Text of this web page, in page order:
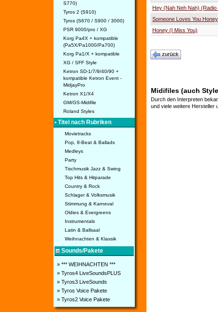
S770)
Tyros 2 (S910)
Tyros (S670 / S900 / 3000)
PSR 9000/pro / XG
Korg Pa4X + kompatible
(Pa5X/Pa1000/Pa700)
Korg Pa1/X + kompatible
XG / SFF Style
Ketron SD-1/7/9/40/90 +
kompatible Ketron Event -
MidjayPro
Ketron X1/X4
GM/GS-Midifile
Roland Styles
• Titel nach Rubriken
Movietracks
Pop, 8-Beat & Ballads
Medleys
Party
Tischmusik Jazz & Swing
Top Hits & Hitparade
Country & Rock
Schlager & Volksmusik
Stimmung & Karneval
Oldies & Evergreens
Instrumentals
Latin & Ballsaal
Weihnachten & Klassik
Sounds/Pakete
» *** WEIHNACHTEN ***
» Tyros4 LiveSoundsPLUS
» Tyros3 LiveSounds
» Tyros Voice Pakete
» Tyros2 Voice Pakete
Hey (Nah Neh Nah) (Radio
Someone Loves You Honey
Honey (I Miss You)
zurück
Midifiles (auch
Durch den Interpreten
und viele weitere Hersteller